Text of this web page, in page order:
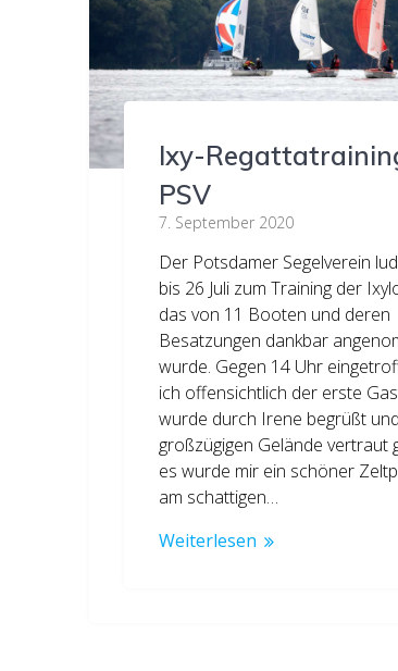
Ixy-
PSV
7. September 2020
Der Potsdamer Segelverein
bis 26 Juli zum Training der
das von 11 Booten und deren
Besatzungen dankbar
wurde. Gegen 14 Uhr
ich offensichtlich der erste
wurde durch Irene begrüßt
großzügigen Gelände vertraut
es wurde mir ein schöner
am schattigen…
Weiterlesen